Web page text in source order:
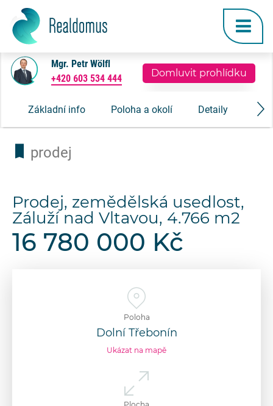
Základní info Poloha a okolí Detaily
Mgr. Petr Wölfl
+420 603 534 444
Domluvit prohlídku
prodej
Prodej, zemědělská usedlost,
Záluží nad Vltavou, 4.766 m2
16 780 000 Kč
Poloha
Dolní Třebonín
Ukázat na mapě